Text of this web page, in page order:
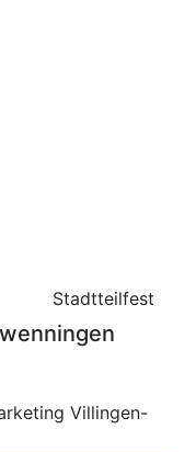
Stadtteilfest
Villingen-